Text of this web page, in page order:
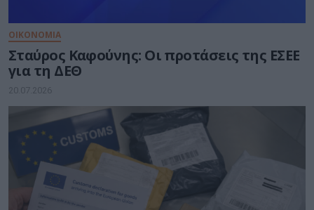
ΟΙΚΟΝΟΜΙΑ
Σταύρος Καφούνης: Οι προτάσεις της ΕΣΕΕ
για τη ΔΕΘ
20.07.2026